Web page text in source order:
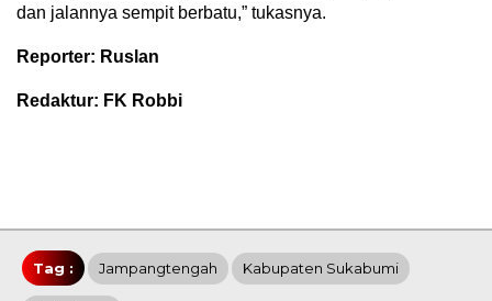
dan jalannya sempit berbatu,” tukasnya.
Reporter: Ruslan
Redaktur: FK Robbi
Tag : Jampangtengah Kabupaten Sukabumi